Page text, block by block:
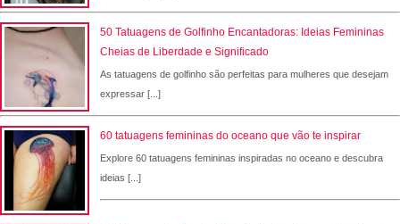
50 Tatuagens de Golfinho Encantadoras: Ideias Femininas
Cheias de Liberdade e Significado
As tatuagens de golfinho são perfeitas para mulheres que desejam
expressar [...]
60 tatuagens femininas do oceano que vão te inspirar
Explore 60 tatuagens femininas inspiradas no oceano e descubra
ideias [...]